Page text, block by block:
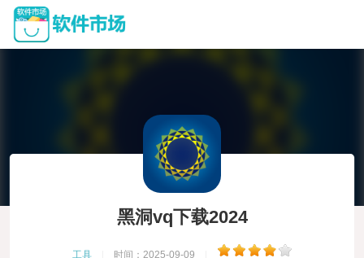
黑洞vq下载2024
工具 时间：2025-09-09